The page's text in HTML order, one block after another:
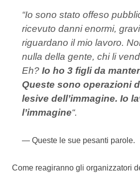
“Io sono stato offeso
ricevuto danni enormi,
riguardano il mio lavoro.
nulla della gente, chi li
Eh? Io ho 3 figli da
Queste sono operazioni
lesive dell’immagine. Io
l’immagine“.
Queste le sue pesanti parole.
Come reagiranno gli organizzatori